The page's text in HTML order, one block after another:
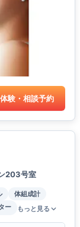
体験・相談予約
203号室
体組成計
ー もっと見る